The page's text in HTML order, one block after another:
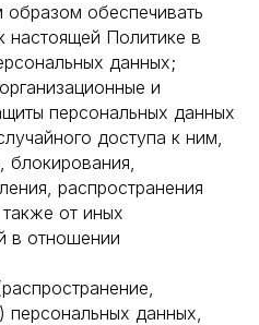
обеспечивать
настоящей Политике в
данных;
и
персональных данных
доступа к ним,
блокирования,
распространения
от иных
в отношении
персональных данных,